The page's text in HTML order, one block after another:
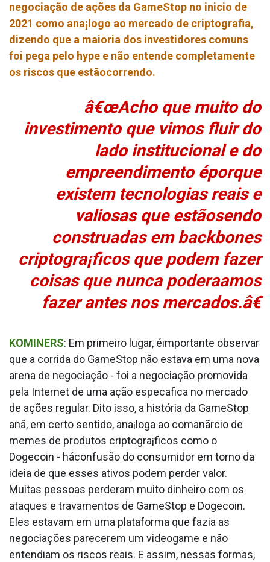
negociação de ações da GameStop no ini­cio de
2021 como ana¡logo ao mercado de criptografia,
dizendo que a maioria dos investidores comuns
foi pega pelo hype e não entende completamente
os riscos que estãocorrendo.
â€œAcho que muito do
investimento que vimos fluir do
lado institucional e do
empreendimento éporque
existem tecnologias reais e
valiosas que estãosendo
construa­das em backbones
criptogra¡ficos que podem fazer
coisas que nunca podera­amos
fazer antes nos mercados.â€
KOMINERS: Em primeiro lugar, éimportante observar
que a corrida do GameStop não estava em uma nova
arena de negociação - foi a negociação promovida
pela Internet de uma ação especa­fica no mercado
de ações regular. Dito isso, a história da GameStop
anã, em certo sentido, ana¡loga ao comanãrcio de
memes de produtos criptogra¡ficos como o
Dogecoin - háconfusão do consumidor em torno da
ideia de que esses ativos podem perder valor.
Muitas pessoas perderam muito dinheiro com os
ataques e travamentos de GameStop e Dogecoin.
Eles estavam em uma plataforma que fazia as
negociações parecerem um videogame e não
entendiam os riscos reais. E assim, nessas formas,